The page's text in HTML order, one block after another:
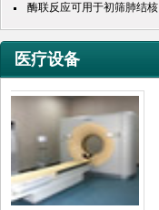
酶联反应可用于初筛肺结核
医疗设备